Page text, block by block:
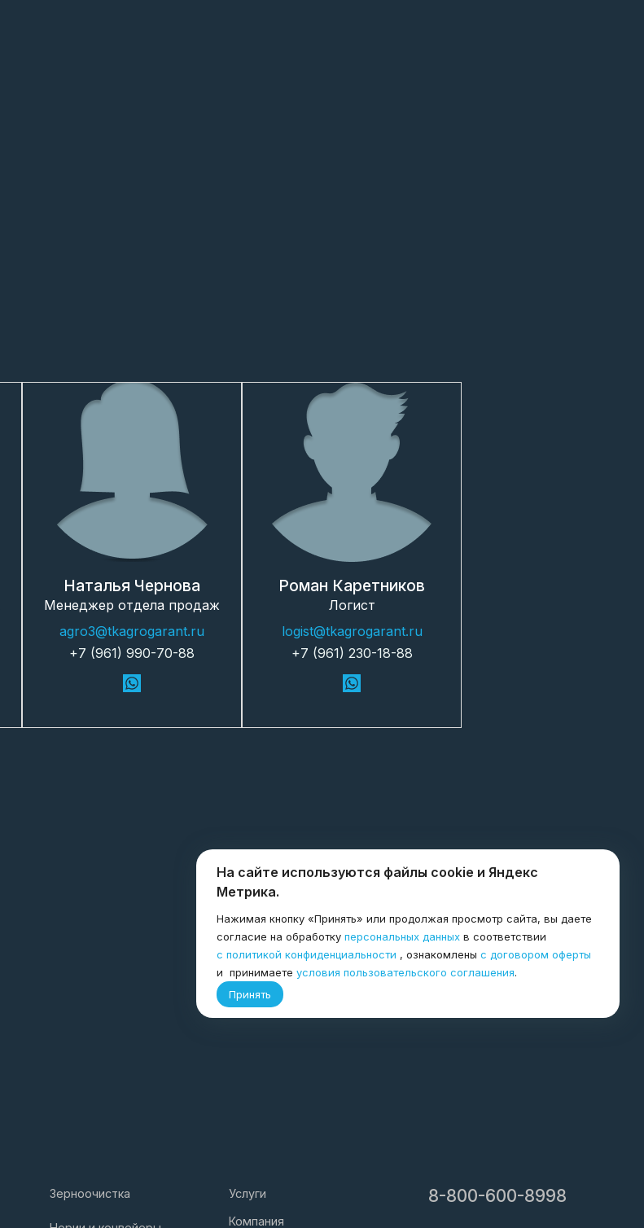
Наталья Чернова
Менеджер отдела продаж
agro3@tkagrogarant.ru
+7 (961) 990-70-88
Роман Каретников
Логист
logist@tkagrogarant.ru
+7 (961) 230-18-88
Зерноочистка
Услуги
Компания
8-800-600-8998
На сайте используются файлы cookie и Яндекс
Метрика.
Нажимая кнопку «Принять» или продолжая просмотр сайта, вы даете
согласие на обработку персональных данных в соответствии
с политикой конфиденциальности , ознакомлены с договором оферты
и принимаете условия пользовательского соглашения.
Принять